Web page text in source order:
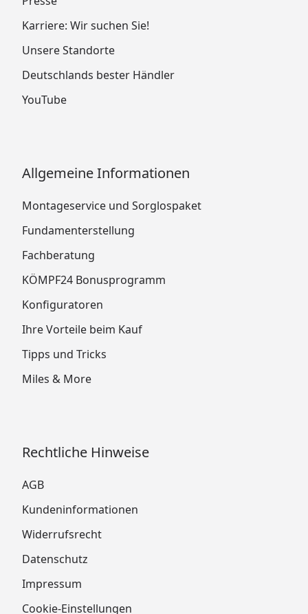
Karriere: Wir suchen Sie!
Unsere Standorte
Deutschlands bester Händler
YouTube
Allgemeine Informationen
Montageservice und Sorglospaket
Fundamenterstellung
Fachberatung
KÖMPF24 Bonusprogramm
Konfiguratoren
Ihre Vorteile beim Kauf
Tipps und Tricks
Miles & More
Rechtliche Hinweise
AGB
Kundeninformationen
Widerrufsrecht
Datenschutz
Impressum
Cookie-Einstellungen